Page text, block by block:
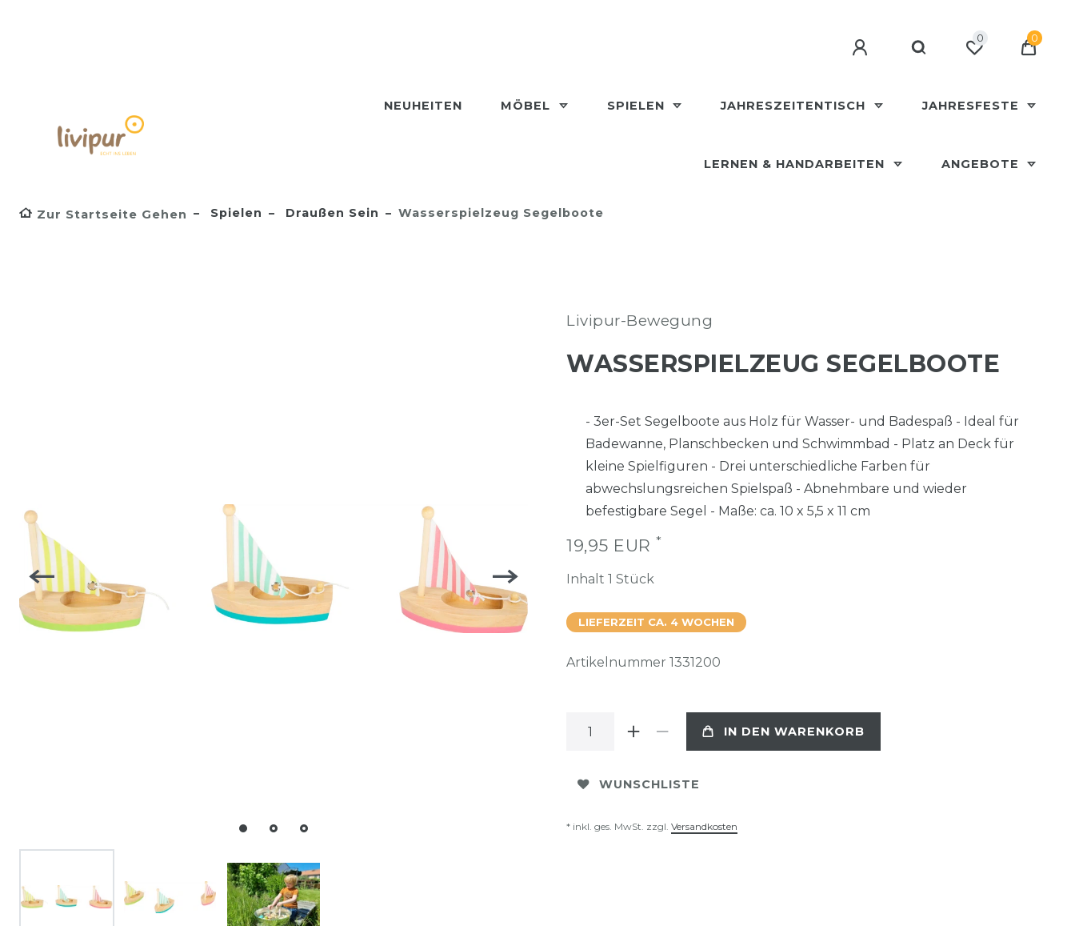
0 0
NEUHEITEN MÖBEL SPIELEN JAHRESZEITENTISCH JAHRESFESTE
LERNEN & HANDARBEITEN ANGEBOTE
Zur Startseite Gehen Spielen Draußen Sein Wasserspielzeug Segelboote
Livipur-Bewegung
WASSERSPIELZEUG SEGELBOOTE
- 3er-Set Segelboote aus Holz für Wasser- und Badespaß - Ideal für
Badewanne, Planschbecken und Schwimmbad - Platz an Deck für
kleine Spielfiguren - Drei unterschiedliche Farben für
abwechslungsreichen Spielspaß - Abnehmbare und wieder
befestigbare Segel - Maße: ca. 10 x 5,5 x 11 cm
19,95 EUR *
Inhalt 1 Stück
LIEFERZEIT CA. 4 WOCHEN
Artikelnummer 1331200
IN DEN WARENKORB
WUNSCHLISTE
* inkl. ges. MwSt. zzgl. Versandkosten